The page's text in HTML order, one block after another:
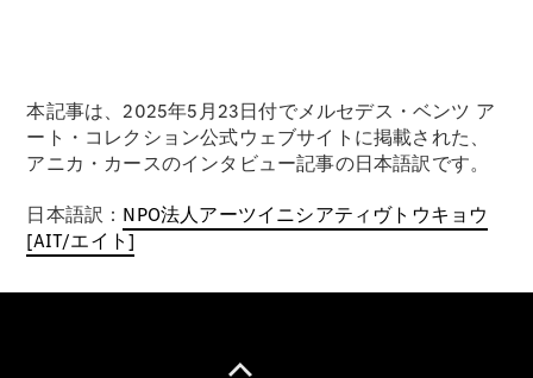
本記事は、2025年5月23日付でメルセデス・ベンツ ア
ート・コレクション公式ウェブサイトに掲載された、
アニカ・カースのインタビュー記事の日本語訳です。
日本語訳： NPO法人アーツイニシアティヴトウキョウ
[AIT/エイト]